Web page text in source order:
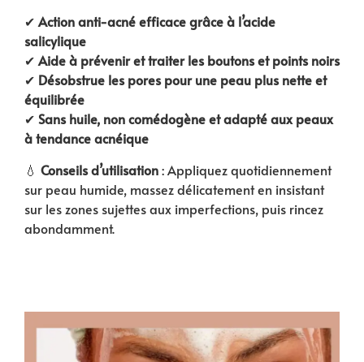
✔ Action anti-acné efficace grâce à l’acide
salicylique
✔ Aide à prévenir et traiter les boutons et points noirs
✔ Désobstrue les pores pour une peau plus nette et
équilibrée
✔ Sans huile, non comédogène et adapté aux peaux
à tendance acnéique
💧 Conseils d’utilisation: Appliquez quotidiennement
sur peau humide, massez délicatement en insistant
sur les zones sujettes aux imperfections, puis rincez
abondamment.